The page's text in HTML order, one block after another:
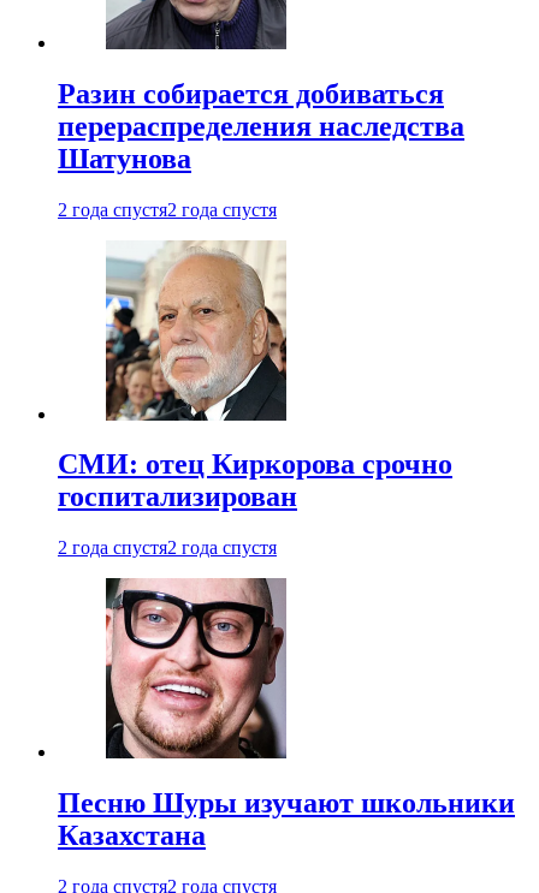
Разин собирается добиваться
перераспределения наследства
Шатунова
2 года спустя2 года спустя
СМИ: отец Киркорова срочно
госпитализирован
2 года спустя2 года спустя
Песню Шуры изучают школьники
Казахстана
2 года спустя2 года спустя